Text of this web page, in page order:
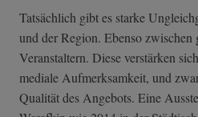
Tatsächlich gibt es starke
und der Region. Ebenso zwischen
Veranstaltern. Diese verstärken
mediale Aufmerksamkeit, und
Qualität des Angebots. Eine